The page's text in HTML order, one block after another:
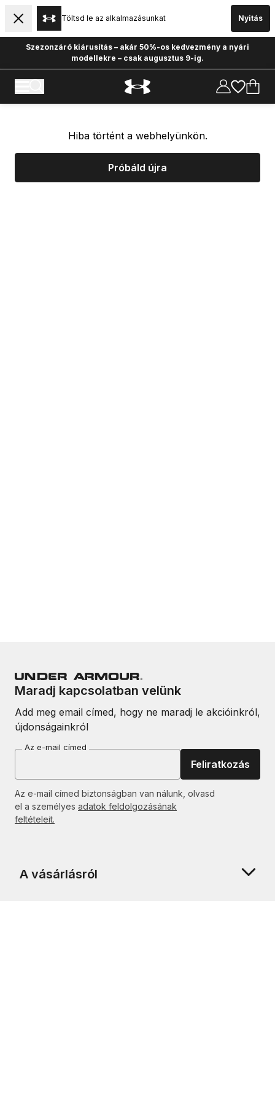
Töltsd le az alkalmazásunkat Nyitás
Szezonzáró kiárusítás – akár 50%-os kedvezmény a nyári
modellekre – csak augusztus 9-ig.
Hiba történt a webhelyünkön.
Próbáld újra
Maradj kapcsolatban velünk
Add meg email címed, hogy ne maradj le akcióinkról,
újdonságainkról
Az e-mail címed
Feliratkozás
Az e-mail címed biztonságban van nálunk, olvasd
el a személyes adatok feldolgozásának
feltételeit.
A vásárlásról